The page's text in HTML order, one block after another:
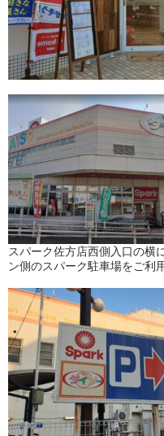
スパーク佐方店西側入口の横
ン側のスパーク駐車場をご利